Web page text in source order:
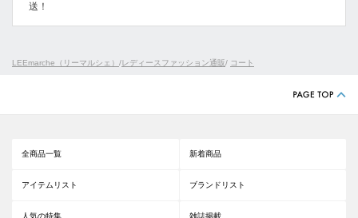
送！
LEEmarche（リーマルシェ） /レディースファッション通販/ コート
全商品一覧 新着商品
アイテムリスト ブランドリスト
人気の特集 雑誌掲載